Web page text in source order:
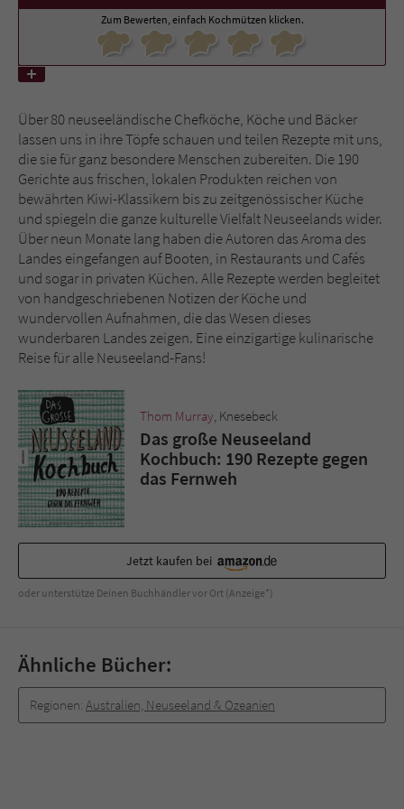
Zum Bewerten, einfach Kochmützen klicken.
Über 80 neuseeländische Chefköche, Köche und Bäcker
lassen uns in ihre Töpfe schauen und teilen Rezepte mit uns,
die sie für ganz besondere Menschen zubereiten. Die 190
Gerichte aus frischen, lokalen Produkten reichen von
bewährten Kiwi-Klassikern bis zu zeitgenössischer Küche
und spiegeln die ganze kulturelle Vielfalt Neuseelands wider.
Über neun Monate lang haben die Autoren das Aroma des
Landes eingefangen auf Booten, in Restaurants und Cafés
und sogar in privaten Küchen. Alle Rezepte werden begleitet
von handgeschriebenen Notizen der Köche und
wundervollen Aufnahmen, die das Wesen dieses
wunderbaren Landes zeigen. Eine einzigartige kulinarische
Reise für alle Neuseeland-Fans!
Thom Murray, Knesebeck
Das große Neuseeland
Kochbuch: 190 Rezepte gegen
das Fernweh
Jetzt kaufen bei
oder unterstütze Deinen Buchhändler vor Ort (Anzeige*)
Ähnliche Bücher:
Regionen: Australien, Neuseeland & Ozeanien
tx_pwcomments_ahash
Anbieter
Laufzeit 1 Jahr
Zweck Cookie für Kommentare einzelner Buchtitel
Name fe_typo_user
Anbieter Literatur-Couch Medien GmbH & Co. KG
Laufzeit Session
Zweck
Dieses Cookie gewährleistet die
Sicherheitscode des Kontaktformulars zu